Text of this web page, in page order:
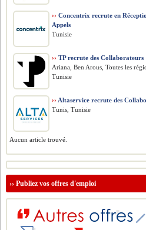
›› Concentrix recrute en
Appels
Tunisie
›› TP recrute des Collaborateurs
Ariana, Ben Arous, Toutes les
Tunisie
›› Altaservice recrute des
Tunis, Tunisie
Aucun article trouvé.
››Publiez vos offres d'emploi